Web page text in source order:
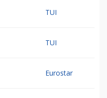
TUI
TUI
Eurostar